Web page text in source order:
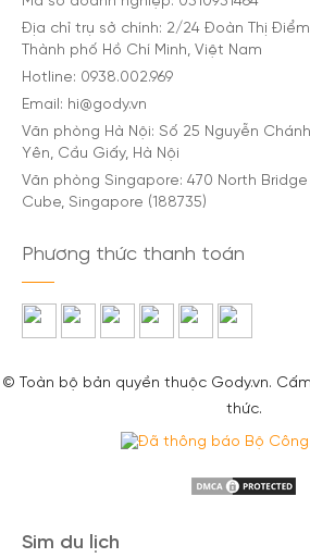
Địa chỉ trụ sở chính: 2/24 Đoàn Thị
Thành phố Hồ Chí Minh, Việt Nam
Hotline: 0938.002.969
Email: hi@gody.vn
Văn phòng Hà Nội: Số 25 Nguyễn
Yên, Cầu Giấy, Hà Nội
Văn phòng Singapore: 470 North
Cube, Singapore (188735)
Phương thức thanh toán
© Toàn bộ bản quyền thuộc Gody.vn.
thức.
Sim du lịch